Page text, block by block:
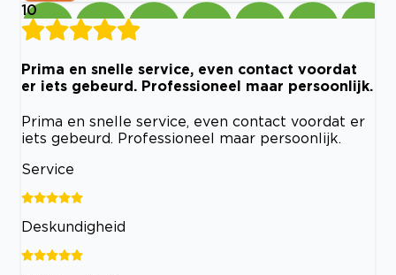
10
Prima en snelle service, even contact voordat
er iets gebeurd. Professioneel maar persoonlijk.
Prima en snelle service, even contact voordat er
iets gebeurd. Professioneel maar persoonlijk.
Service
Deskundigheid